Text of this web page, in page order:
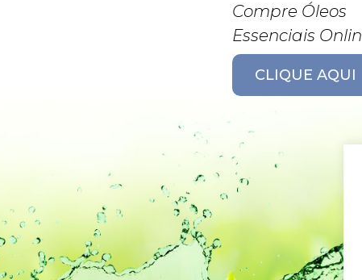
Compre Óleos
Essenciais
CLIQUE AQUI